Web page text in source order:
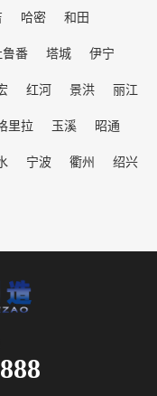
哈密
和田
鲁番 塔城
伊宁
红河 景洪
丽江
里拉 玉溪
昭通
宁波 衢州
绍兴